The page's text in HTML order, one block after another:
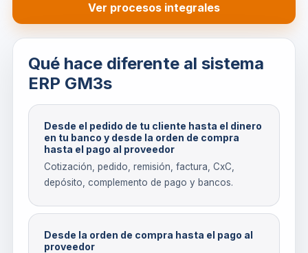
Ver procesos integrales
Qué hace diferente al sistema
ERP GM3s
Desde el pedido de tu cliente hasta el dinero
en tu banco y desde la orden de compra
hasta el pago al proveedor
Cotización, pedido, remisión, factura, CxC,
depósito, complemento de pago y bancos.
Desde la orden de compra hasta el pago al
proveedor